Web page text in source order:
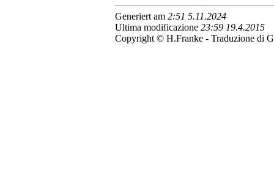
Generiert am 2:51 5.11.2024
Ultima modificazione 23:59 19.4.2015
Copyright © H.Franke - Traduzione di